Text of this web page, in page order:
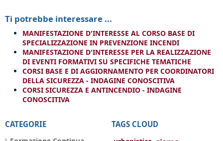
Ti potrebbe interessare ...
MANIFESTAZIONE D'INTERESSE AL CORSO BASE DI
SPECIALIZZAZIONE IN PREVENZIONE INCENDI
MANIFESTAZIONE D'INTERESSE PER LA REALIZZAZIONE
DI EVENTI FORMATIVI SU SPECIFICHE TEMATICHE
CORSI BASE E DI AGGIORNAMENTO PER COORDINATORI
DELLA SICUREZZA - INDAGINE CONOSCITIVA
CORSI SICUREZZA E ANTINCENDIO - INDAGINE
CONOSCITIVA
CATEGORIE TAGS CLOUD